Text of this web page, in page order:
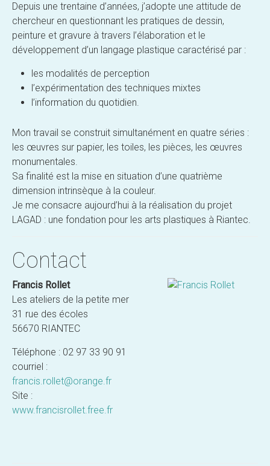
Depuis une trentaine d’années, j’adopte une attitude de
chercheur en questionnant les pratiques de dessin,
peinture et gravure à travers l’élaboration et le
développement d’un langage plastique caractérisé par :
les modalités de perception
l’expérimentation des techniques mixtes
l’information du quotidien.
Mon travail se construit simultanément en quatre séries :
les œuvres sur papier, les toiles, les pièces, les œuvres
monumentales.
Sa finalité est la mise en situation d’une quatrième
dimension intrinsèque à la couleur.
Je me consacre aujourd’hui à la réalisation du projet
LAGAD : une fondation pour les arts plastiques à Riantec.
Contact
Francis Rollet
Les ateliers de la petite mer
31 rue des écoles
56670 RIANTEC
Téléphone : 02 97 33 90 91
courriel :
francis.rollet@orange.fr
Site :
www.francisrollet.free.fr